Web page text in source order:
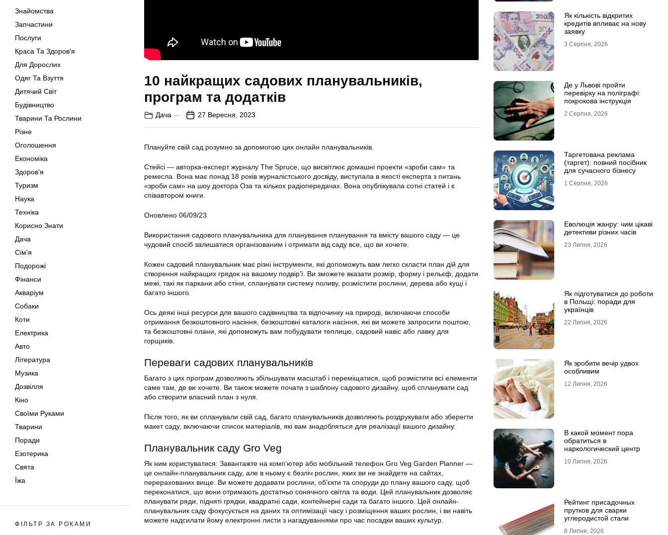
Знайомства
Запчастини
Послуги
Краса Та Здоров'я
Для Дорослих
Одяг Та Взуття
Дитячий Світ
Будівництво
Тварини Та Рослини
Різне
Оголошення
Економіка
Здоров'я
Туризм
Наука
Техніка
Корисно Знати
Дача
Сім'я
Подорожі
Фінанси
Акваріум
Собаки
Коти
Електрика
Авто
Література
Музика
Дозвілля
Кіно
Своїми Руками
Тварини
Поради
Езотерика
Свята
Їжа
ФІЛЬТР ЗА РОКАМИ
10 найкращих садових планувальників,
програм та додатків
Дача 27 Вересня, 2023
Плануйте свій сад розумно за допомогою цих онлайн планувальників.
Стейсі — авторка-експерт журналу The Spruce, що висвітлює домашні проекти «зроби сам» та
ремесла. Вона має понад 18 років журналістського досвіду, виступала в якості експерта з питань
«зроби сам» на шоу доктора Оза та кількох радіопередачах. Вона опублікувала сотні статей і є
співавтором книги.
Оновлено 06/09/23
Використання садового планувальника для планування планування та вмісту вашого саду — це
чудовий спосіб залишатися організованим і отримати від саду все, що ви хочете.
Кожен садовий планувальник має різні інструменти, які допоможуть вам легко скласти план дій для
створення найкращих грядок на вашому подвір’ї. Ви зможете вказати розмір, форму і рельєф, додати
межі, такі як паркани або стіни, спланувати систему поливу, розмістити рослини, дерева або кущі і
багато іншого.
Ось деякі інші ресурси для вашого садівництва та відпочинку на природі, включаючи способи
отримання безкоштовного насіння, безкоштовні каталоги насіння, які ви можете запросити поштою,
та безкоштовні плани, які допоможуть вам побудувати теплицю, садовий навіс або лавку для
горщиків.
Переваги садових планувальників
Багато з цих програм дозволяють збільшувати масштаб і переміщатися, щоб розмістити всі елементи
саме там, де ви хочете. Ви також можете почати з шаблону садового дизайну, щоб спланувати сад
або створити власний план з нуля.
Після того, як ви спланували свій сад, багато планувальників дозволяють роздрукувати або зберегти
макет саду, включаючи список матеріалів, які вам знадобляться для реалізації вашого дизайну.
Планувальник саду Gro Veg
Як ним користуватися: Завантажте на комп’ютер або мобільний телефон Gro Veg Garden Planner —
це онлайн-планувальник саду, але в ньому є безліч рослин, яких ви не знайдете на сайтах,
перерахованих вище. Ви можете додавати рослини, об’єкти та споруди до плану вашого саду, щоб
переконатися, що вони отримають достатньо сонячного світла та води. Цей планувальник дозволяє
планувати ряди, підняті грядки, квадратні сади, контейнерні сади та багато іншого. Цей онлайн-
планувальник саду фокусується на даних та оптимізації часу і розміщення ваших рослин, і ви навіть
можете надсилати йому електронні листи з нагадуваннями про час посадки ваших культур.
Як кількість відкритих
кредитів впливає на нову
заявку
3 Серпня, 2026
Де у Львові пройти
перевірку на поліграфі:
покрокова інструкція
2 Серпня, 2026
Таргетована реклама
(таргет): повний посібник
для сучасного бізнесу
1 Серпня, 2026
Еволюція жанру: чим цікаві
детективи різних часів
23 Липня, 2026
Як підготуватися до роботи
в Польщі: поради для
українців
22 Липня, 2026
Як зробити вечір удвох
особливим
12 Липня, 2026
В какой момент пора
обратиться в
наркологический центр
10 Липня, 2026
Рейтинг присадочных
прутков для сварки
углеродистой стали
8 Липня, 2026